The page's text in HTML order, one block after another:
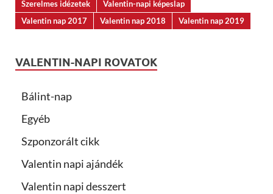
Szerelmes idézetek
Valentin-napi képeslap
Valentin nap 2017
Valentin nap 2018 Valentin nap 2019
VALENTIN-NAPI ROVATOK
Bálint-nap
Egyéb
Szponzorált cikk
Valentin napi ajándék
Valentin napi desszert